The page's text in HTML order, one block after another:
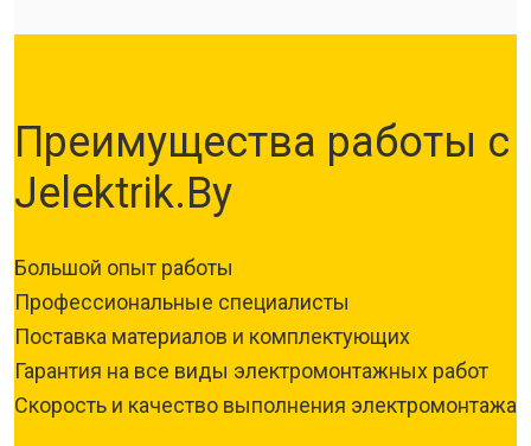
Преимущества работы с
Jelektrik.By
Большой опыт работы
Профессиональные специалисты
Поставка материалов и комплектующих
Гарантия на все виды электромонтажных работ
Скорость и качество выполнения электромонтажа